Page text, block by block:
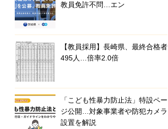
教員免許不問…エン
【教員採用】長崎県、最終合格者
495人…倍率2.0倍
「こども性暴力防止法」特設ペー
ジ公開…対象事業者や防犯カメラ
設置を解説